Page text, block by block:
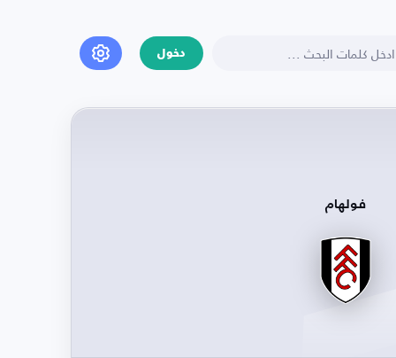
دخول
فولهام